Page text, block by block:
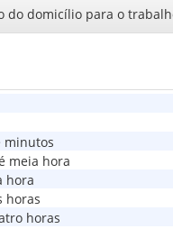
do domicílio para o
minutos
meia hora
hora
horas
horas